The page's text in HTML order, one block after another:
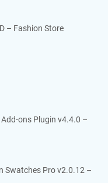
– Fashion Store
ons Plugin v4.4.0 –
Swatches Pro v2.0.12 –